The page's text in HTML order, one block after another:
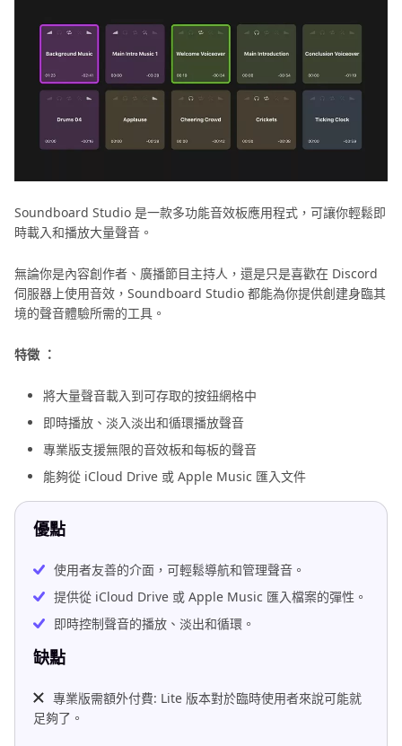
Soundboard Studio 是一款多功能音效板應用程式，可讓你輕鬆即
時載入和播放大量聲音。
無論你是內容創作者、廣播節目主持人，還是只是喜歡在 Discord
伺服器上使用音效，Soundboard Studio 都能為你提供創建身臨其
境的聲音體驗所需的工具。
特徵 ：
將大量聲音載入到可存取的按鈕網格中
即時播放、淡入淡出和循環播放聲音
專業版支援無限的音效板和每板的聲音
能夠從 iCloud Drive 或 Apple Music 匯入文件
優點
使用者友善的介面，可輕鬆導航和管理聲音。
提供從 iCloud Drive 或 Apple Music 匯入檔案的彈性。
即時控制聲音的播放、淡出和循環。
缺點
專業版需額外付費: Lite 版本對於臨時使用者來說可能就
足夠了。